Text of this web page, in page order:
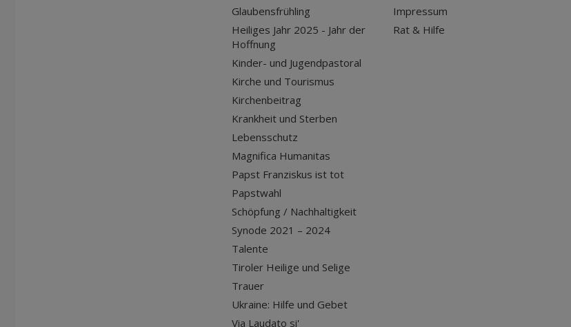
Glaubensfrühling
Heiliges Jahr 2025 - Jahr der
Hoffnung
Kinder- und Jugendpastoral
Kirche und Tourismus
Kirchenbeitrag
Krankheit und Sterben
Lebensschutz
Magnifica Humanitas
Papst Franziskus ist tot
Papstwahl
Schöpfung / Nachhaltigkeit
Synode 2021 – 2024
Talente
Tiroler Heilige und Selige
Trauer
Ukraine: Hilfe und Gebet
Via Laudato si'
Impressum
Rat & Hilfe